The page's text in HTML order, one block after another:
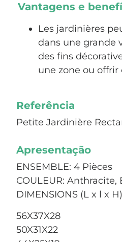
Vantagens e
Les jardinières
dans une grande
des fins
une zone ou
Referência
Petite Jardinière
Apresentação
ENSEMBLE: 4 Pièces
COULEUR:
DIMENSIONS (L x l x
56X37X28
50X31X22